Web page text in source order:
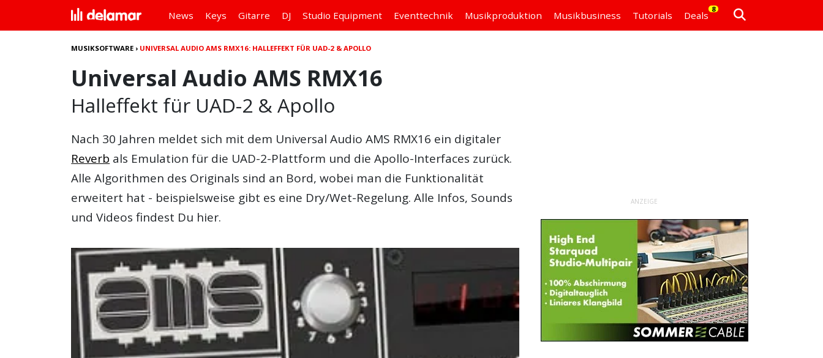
News Keys Gitarre DJ Studio Equipment Eventtechnik Musikproduktion Musikbusiness Tutorials Deals
8
MUSIKSOFTWARE › UNIVERSAL AUDIO AMS RMX16: HALLEFFEKT FÜR UAD-2 & APOLLO
Universal Audio AMS RMX16
Halleffekt für UAD-2 & Apollo
Nach 30 Jahren meldet sich mit dem Universal Audio AMS RMX16 ein digitaler
Reverb als Emulation für die UAD-2-Plattform und die Apollo-Interfaces zurück.
Alle Algorithmen des Originals sind an Bord, wobei man die Funktionalität
erweitert hat - beispielsweise gibt es eine Dry/Wet-Regelung. Alle Infos, Sounds
und Videos findest Du hier.
ANZEIGE